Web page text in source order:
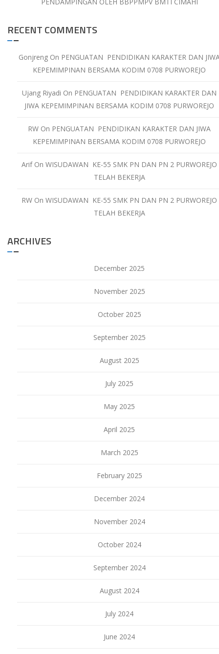
RECENT COMMENTS
Gonjreng On PENGUATAN PENDIDIKAN KARAKTER DAN
KEPEMIMPINAN BERSAMA KODIM 0708 PURWOREJO
Ujang Riyadi On PENGUATAN PENDIDIKAN KARAKTER DAN
JIWA KEPEMIMPINAN BERSAMA KODIM 0708 PURWOREJO
RW On PENGUATAN PENDIDIKAN KARAKTER DAN JIWA
KEPEMIMPINAN BERSAMA KODIM 0708 PURWOREJO
ArifOn WISUDAWAN KE-55 SMK PN DAN PN 2 PURWOREJO
TELAH BEKERJA
RW On WISUDAWAN KE-55 SMK PN DAN PN 2 PURWOREJO
TELAH BEKERJA
ARCHIVES
December 2025
November 2025
October 2025
September 2025
August 2025
July 2025
May 2025
April 2025
March 2025
February 2025
December 2024
November 2024
October 2024
September 2024
August 2024
July 2024
June 2024